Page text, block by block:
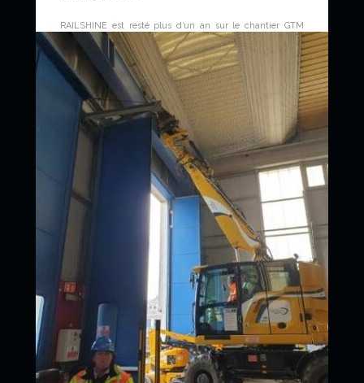
RAILSHINE est resté plus d’un an sur le chantier GTM
dans la région de Bordeaux pour effectuer tous types de
travaux TP (terrassement, caniveaux, manutention, etc.)
avec deux pelles rail-route. Il s’agissait de travaux de nuit,
du dimanche au jeudi soir.